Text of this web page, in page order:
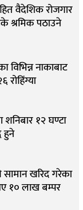
वैदेशिक रोजगार
श्रमिक पठाउने
विभिन्न नाकाबाट
रोहिंग्या
शनिबार १२ घण्टा
हुने
खरिद गरेका
१० लाख बम्पर